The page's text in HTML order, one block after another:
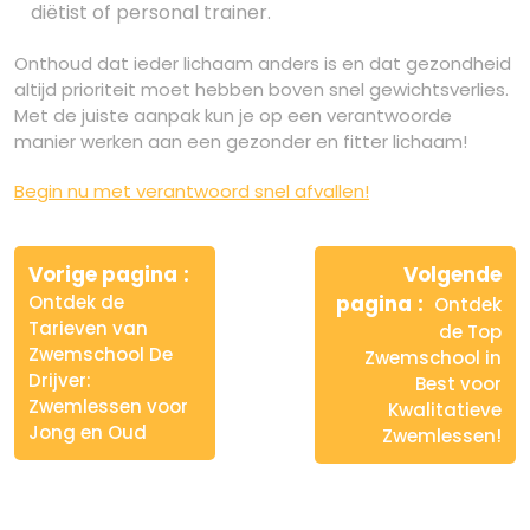
diëtist of personal trainer.
Onthoud dat ieder lichaam anders is en dat gezondheid
altijd prioriteit moet hebben boven snel gewichtsverlies.
Met de juiste aanpak kun je op een verantwoorde
manier werken aan een gezonder en fitter lichaam!
Begin nu met verantwoord snel afvallen!
Berichtnavigatie
Vorige pagina
Ontdek de
Tarieven van
Zwemschool De
Drijver:
Zwemlessen voor
Jong en Oud
Volgende
pagina
Ontdek
de Top
Zwemschool in
Best voor
Kwalitatieve
Zwemlessen!